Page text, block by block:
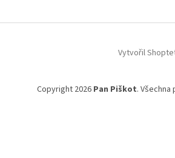
Vytvořil
Copyright 2026 Pan Piškot. Všechna